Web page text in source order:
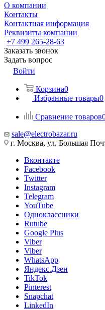
О компании
Контакты
Контактная информация
Реквизиты компании
+7 499 265-28-63
Заказать звонок
Задать вопрос
Войти
Корзина0
Избранные товары0
Сравнение товаров
sale@electrobazar.ru
г. Москва, ул. Большая
Вконтакте
Facebook
Twitter
Instagram
Telegram
YouTube
Одноклассники
Rutube
Google Plus
Viber
Viber
WhatsApp
Яндекс.Дзен
TikTok
Pinterest
Snapchat
LinkedIn